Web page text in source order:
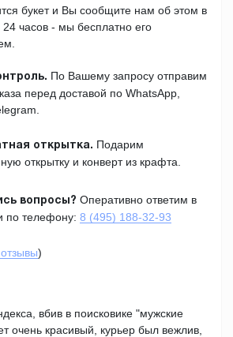
букет и Вы сообщите нам об этом в
24 часов - мы бесплатно его
По Вашему запросу отправим
перед доставой по WhatsApp,
открытка. Подарим
открытку и конверт из крафта.
вопросы? Оперативно ответим в
по телефону: 8 (495) 188-32-93
)
вбив в поисковике "мужские
очень красивый, курьер был вежлив,